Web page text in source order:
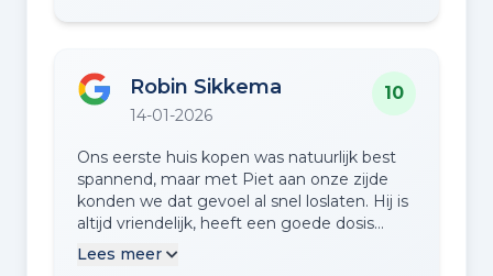
Precies wat ik nodig had! Zonder hem was
no-nonsense aanpak. Een echte aanrader!
Robin Sikkema
14-01-2026
10
Ons eerste huis kopen was natuurlijk best
spannend, maar met Piet aan onze zijde
konden we dat gevoel al snel loslaten. Hij is
altijd vriendelijk, heeft een goede dosis
humor en is supergoed bereikbaar. Geen
Lees meer